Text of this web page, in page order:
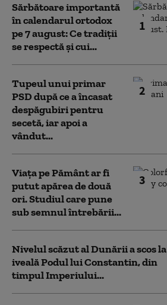
1
Sărbătoare importantă
în calendarul ortodox
pe 7 august: Ce tradiții
se respectă și cui...
2
Tupeul unui primar
PSD după ce a încasat
despăgubiri pentru
secetă, iar apoi a
vândut...
3
Viața pe Pământ ar fi
putut apărea de două
ori. Studiul care pune
sub semnul întrebării...
Nivelul scăzut al Dunării a scos la
iveală Podul lui Constantin, din
timpul Imperiului...